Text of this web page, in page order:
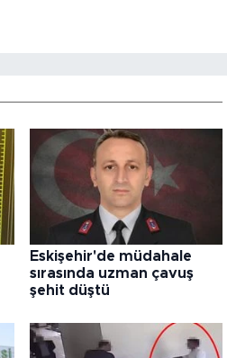
Eskişehir'de müdahale
sırasında uzman çavuş
şehit düştü